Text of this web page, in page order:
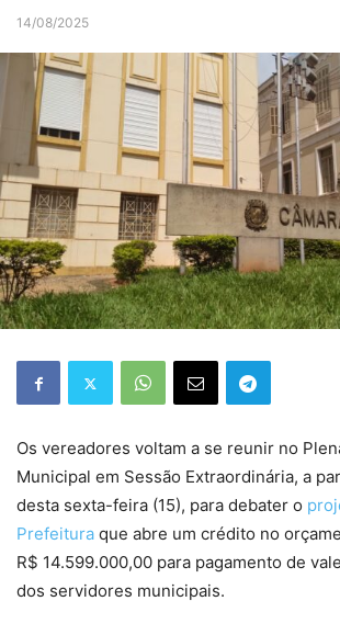
14/08/2025
Os vereadores voltam a se reunir no
Municipal em Sessão Extraordinária, a
desta sexta-feira (15), para debater o
Prefeitura que abre um crédito no
R$ 14.599.000,00 para pagamento de
dos servidores municipais.